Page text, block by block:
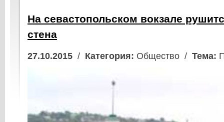
На севастопольском вокзале
стена
27.10.2015 / Категория: Общество / Тема: